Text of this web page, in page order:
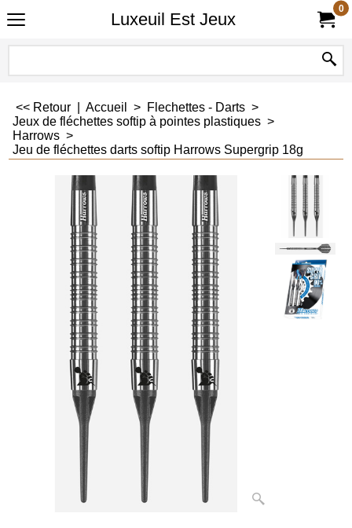
Luxeuil Est Jeux
0
<< Retour Accueil > Flechettes - Darts >
Jeux de fléchettes softip à pointes plastiques >
Harrows >
Jeu de fléchettes darts softip Harrows Supergrip 18g